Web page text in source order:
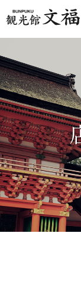
ホーム
お土産品のご
店舗紹介・食
交通アクセス
お知らせ
お問い合わせ
店主の独り言